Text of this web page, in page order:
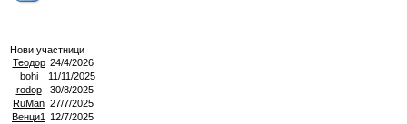
Нови участници
Теодор 24/4/2026
bohi
11/11/2025
rodop
30/8/2025
RuMan 27/7/2025
Венци1
12/7/2025